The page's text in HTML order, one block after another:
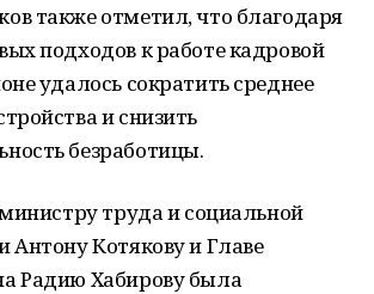
также отметил, что благодаря
подходов к работе кадровой
удалось сократить среднее
и снизить
безработицы.
труда и социальной
Антону Котякову и Главе
Радию Хабирову была